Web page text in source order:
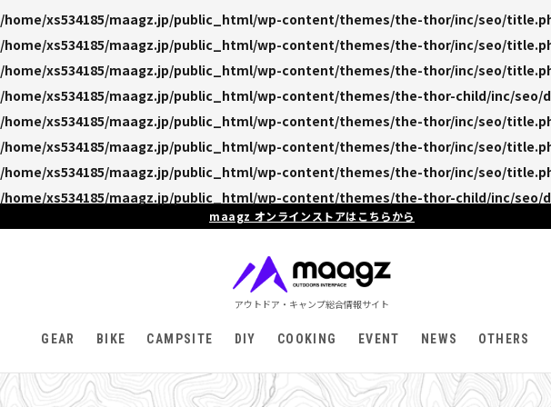
/home/xs534185/maagz.jp/public_html/wp-content/themes/the-thor/inc/seo/
/home/xs534185/maagz.jp/public_html/wp-content/themes/the-thor/inc/seo/
/home/xs534185/maagz.jp/public_html/wp-content/themes/the-thor/inc/seo/
/home/xs534185/maagz.jp/public_html/wp-content/themes/the-thor-child/inc/seo/
/home/xs534185/maagz.jp/public_html/wp-content/themes/the-thor/inc/seo/
/home/xs534185/maagz.jp/public_html/wp-content/themes/the-thor/inc/seo/
/home/xs534185/maagz.jp/public_html/wp-content/themes/the-thor/inc/seo/
/home/xs534185/maagz.jp/public_html/wp-content/themes/the-thor-child/inc/seo/
maagz オンラインストアはこちらから
アウトドア・キャンプ総合情報サイト
GEAR BIKE CAMPSITE DIY COOKING EVENT NEWS OTHERS